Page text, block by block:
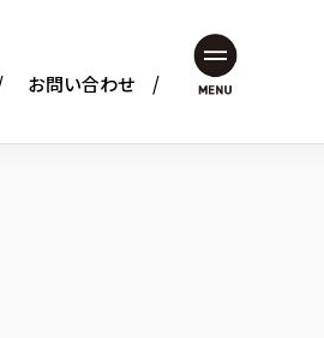
お問い合わせ